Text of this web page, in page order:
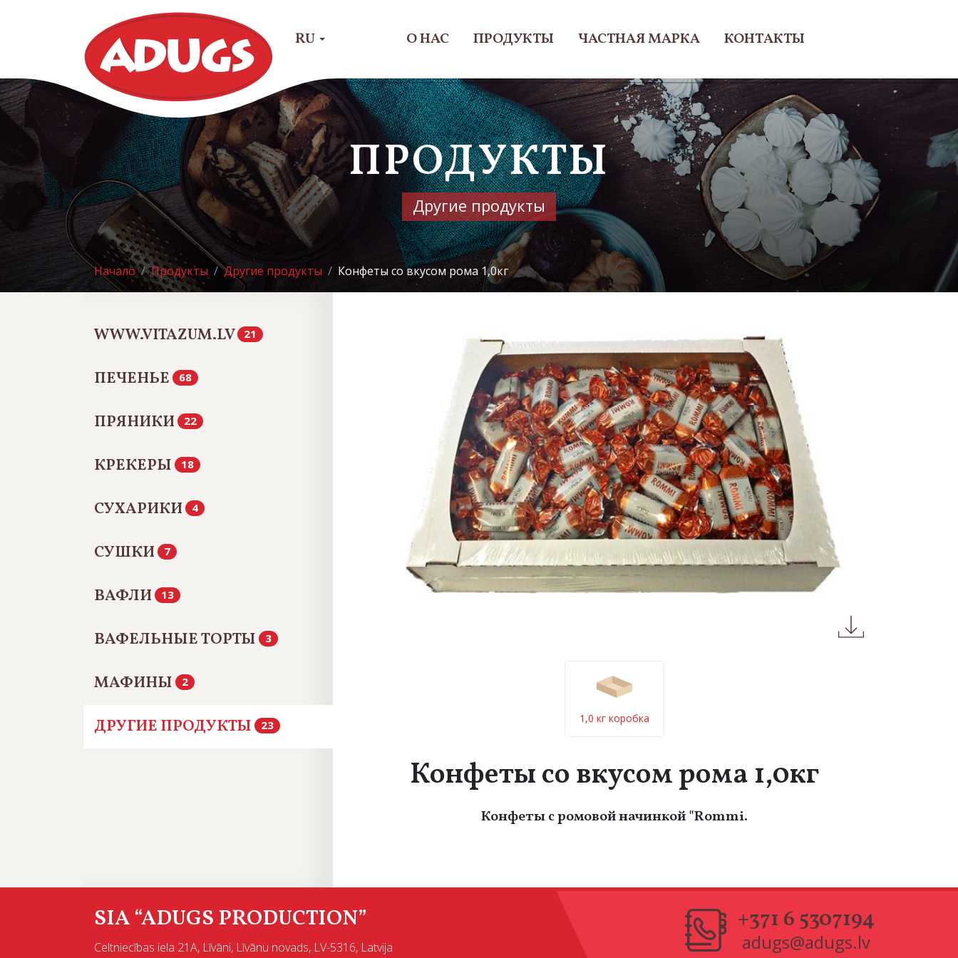
RU О НАС ПРОДУКТЫ ЧАСТНАЯ МАРКА КОНТАКТЫ
ПРОДУКТЫ
Другие продукты
Начало Продукты Другие продукты Конфеты со вкусом рома 1,0кг
WWW.VITAZUM.LV 21
ПЕЧЕНЬЕ 68
ПРЯНИКИ 22
КРЕКЕРЫ 18
СУХАРИКИ 4
СУШКИ 7
ВАФЛИ 13
ВАФЕЛЬНЫЕ ТОРТЫ 3
МАФИНЫ 2
ДРУГИЕ ПРОДУКТЫ 23
1,0 кг коробка
Конфеты со вкусом рома 1,0кг
Конфеты с ромовой начинкой "Rommi.
SIA “ADUGS PRODUCTION”
Celtniecības iela 21A, Līvāni, Līvānu novads, LV-5316, Latvija
+371 6 5307194
adugs@adugs.lv